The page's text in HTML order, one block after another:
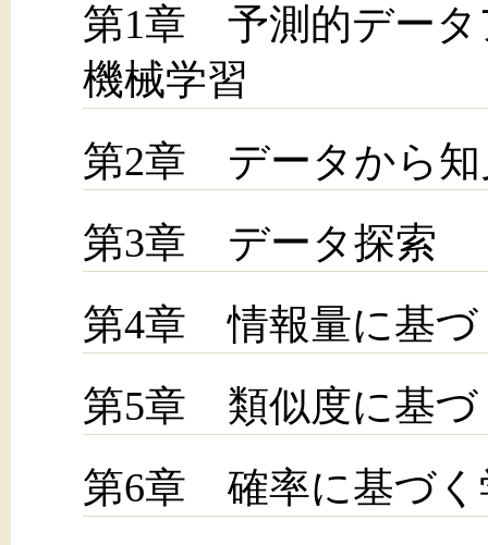
第1章 予測的データ
機械学習
第2章 データから知
第3章 データ探索
第4章 情報量に基づ
第5章 類似度に基づ
第6章 確率に基づく